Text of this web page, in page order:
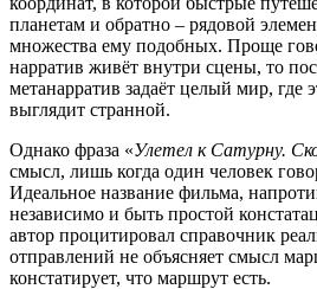
планетам и обратно – рядовой
множества ему подобных. Проще
нарратив живёт внутри сцены, то
метанарратив задаёт целый мир, где
выглядит странной.
Однако фраза «Улетел к Сатурну.
смысл, лишь когда один человек
Идеальное название фильма,
независимо и быть простой
автор процитировал справочник
отправлений не объясняет смысл
констатирует, что маршрут есть.